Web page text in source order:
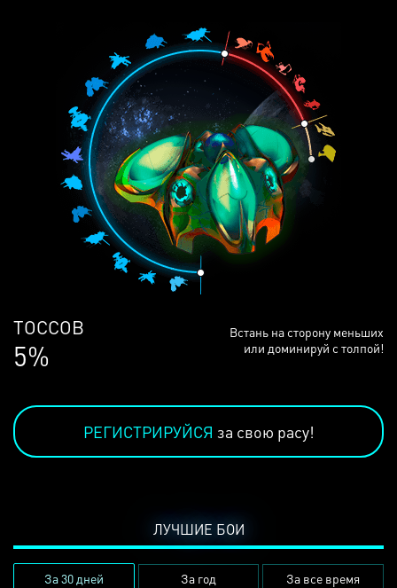
ЛЮДЕЙ
68%
Встань на сторону меньших
или доминируй с толпой!
РЕГИСТРИРУЙСЯ за свою расу!
ЛУЧШИЕ БОИ
За 30 дней За год За все время